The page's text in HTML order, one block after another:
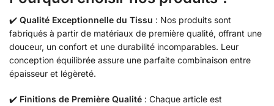
✔️ Qualité Exceptionnelle du Tissu : Nos produits sont
fabriqués à partir de matériaux de première qualité, offrant une
douceur, un confort et une durabilité incomparables. Leur
conception équilibrée assure une parfaite combinaison entre
épaisseur et légèreté.
✔️ Finitions de Première Qualité : Chaque article est